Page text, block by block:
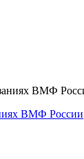
ВМФ России